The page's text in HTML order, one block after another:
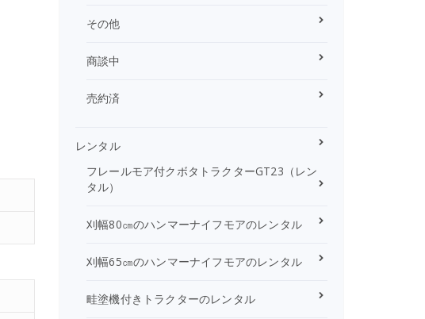
その他
商談中
売約済
レンタル
フレールモア付クボタトラクターGT23（レン
タル）
刈幅80㎝のハンマーナイフモアのレンタル
刈幅65㎝のハンマーナイフモアのレンタル
畦塗機付きトラクターのレンタル